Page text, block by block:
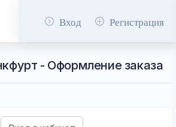
Вход Регистрация
- Оформление заказа